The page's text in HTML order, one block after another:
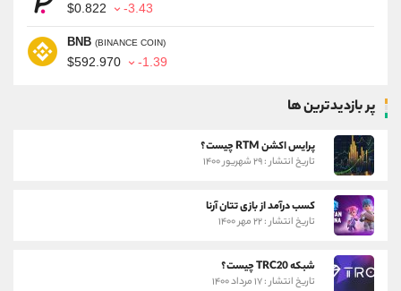
$0.822 -3.43
BNB (BINANCE COIN)
$592.970 -1.39
پر بازدیدترین ها
پرایس اکشن RTM چیست؟
تاریخ انتشار : ۲۹ شهریور ۱۴۰۰
کسب درآمد از بازی تتان آرنا
تاریخ انتشار : ۲۲ مهر ۱۴۰۰
شبکه TRC20 چیست؟
تاریخ انتشار : ۱۷ مرداد ۱۴۰۰